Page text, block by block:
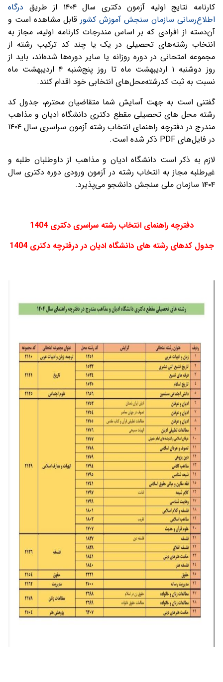
کارنامه نتایج اولیه آزمون دکتری سال ۱۴۰۴ از طریق
درگاه
اطلاع‌رسانی سازمان سنجش آموزش کشور قابل مشاهده است و
آن‌دسته از افرادی که بر اساس مندرجات کارنامه اولیه، مجاز به
انتخاب رشته‌های تحصیلی در یک یا چند کد ترکیب رشته از
مجموعه امتحانی در دوره روزانه یا سایر دوره‌ها شده‌اند، باید از
روز دوشنبه ۱ اردیبهشت ماه تا روز پنج‌شنبه ۴ اردیبهشت ماه
نسبت به ثبت کدرشته‌محل‌های انتخابی خود اقدام کنند.
گفتنی است به جهت آسایش شما متقاضیان محترم، جدول کد
رشته محل های تحصیلی مقطع دکتری دانشگاه ادیان و مذاهب
مندرج در دفترچه راهنمای انتخاب رشته آزمون سراسری سال ۱۴۰۴
در فایل‌های PDF ذکر شده است.
لازم به ذکر است دانشگاه ادیان و مذاهب از داوطلبان طلبه و
غیرطلبه مجاز به انتخاب رشته در آزمون ورودی دوره دکتری سال
۱۴۰۴ سازمان ملی سنجش دانشجو می‌پذیرد.
دفترچه راهنمای انتخاب رشته سراسری دکتری 1404
جدول کدهای رشته های دانشگاه ادیان در درفترچه دکتری 1404